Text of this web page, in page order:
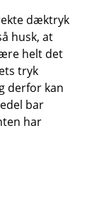
dæktryk
husk, at
helt det
tryk
derfor kan
bar
har